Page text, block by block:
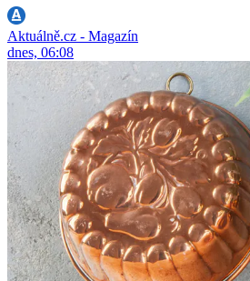
Aktuálně.cz - Magazín
dnes, 06:08